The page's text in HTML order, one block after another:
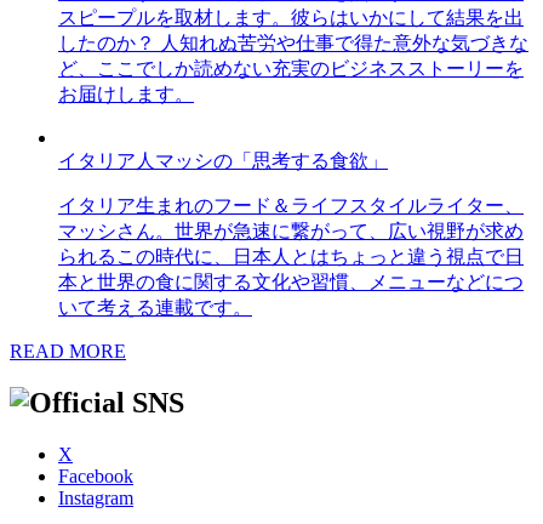
スピープルを取材します。彼らはいかにして結果を出
したのか？ 人知れぬ苦労や仕事で得た意外な気づきな
ど、ここでしか読めない充実のビジネスストーリーを
お届けします。
イタリア人マッシの「思考する食欲」
イタリア生まれのフード＆ライフスタイルライター、
マッシさん。世界が急速に繋がって、広い視野が求め
られるこの時代に、日本人とはちょっと違う視点で日
本と世界の食に関する文化や習慣、メニューなどにつ
いて考える連載です。
READ MORE
X
Facebook
Instagram